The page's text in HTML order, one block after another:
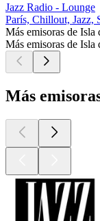
Jazz Radio - Lounge
París, Chillout, Jazz,
Más emisoras de Isla
Más emisoras de Isla
Más